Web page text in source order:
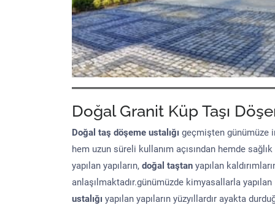
Doğal Granit Küp Taşı
Doğal taş döşeme ustalığı geçmişten günümüze
hem uzun süreli kullanım açısından hemde
yapılan yapıların, doğal taştan yapılan
anlaşılmaktadır.günümüzde kimyasallarla
ustalığı yapılan yapıların yüzyıllardır ayakta